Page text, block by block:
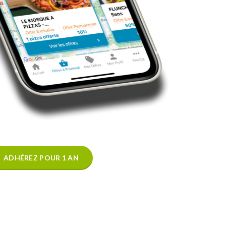
ADHÉREZ POUR 1 AN